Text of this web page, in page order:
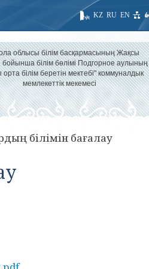
EN
RU
KZ
облысы білім басқармасының Жақсы
білім бөлімі Подгорное аулының
білім беретін мектебі" коммуналдык
мемлекеттік мекемесі
білімін бағалау